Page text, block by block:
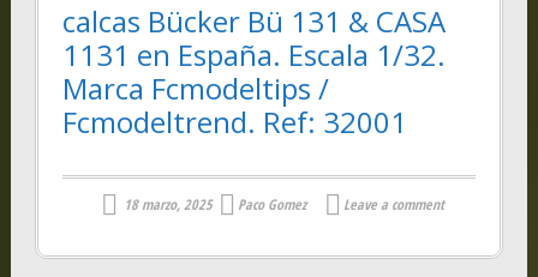
calcas Bücker Bü 131 & CASA
1131 en España. Escala 1/32.
Marca Fcmodeltips /
Fcmodeltrend. Ref: 32001
18 marzo, 2025 Paco Gomez Leave a comment